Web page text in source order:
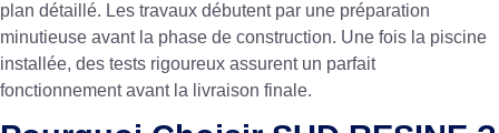
plan détaillé. Les travaux débutent par une préparation
minutieuse avant la phase de construction. Une fois la piscine
installée, des tests rigoureux assurent un parfait
fonctionnement avant la livraison finale.